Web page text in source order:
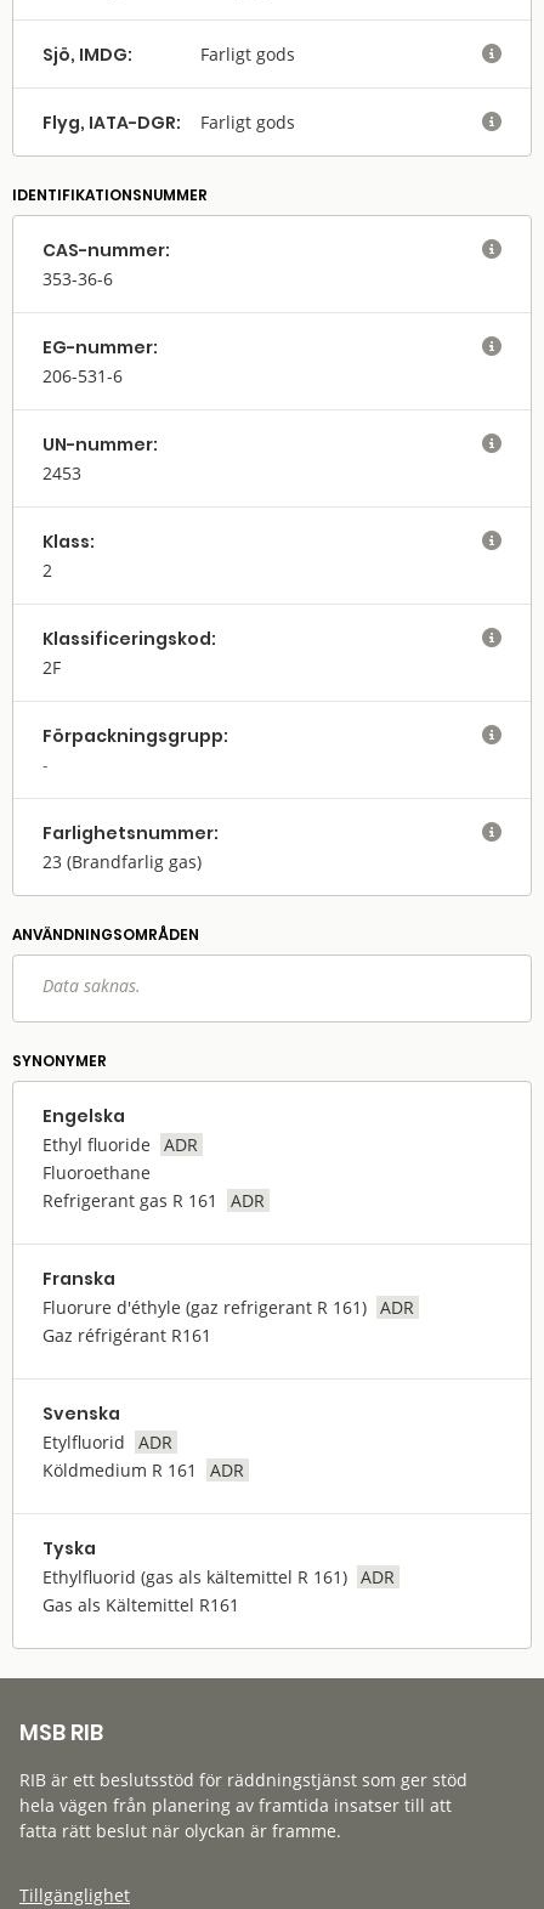
Sjö, IMDG: Farligt gods 
Flyg, IATA-DGR: Farligt gods 
IDENTIFIKATIONSNUMMER
CAS-nummer:
353-36-6

EG-nummer:
206-531-6

UN-nummer:
2453

Klass:
2

Klassifi­cerings­kod:
2F

Förpack­nings­grupp: 
Farlighets­nummer:
23 (Brandfarlig gas)

ANVÄNDNINGS­OMRÅDEN
Data saknas.
SYNONYMER
Engelska
Ethyl fluoride
ADR
Fluoroethane
Refrigerant gas R 161
ADR
Franska
Fluorure d'éthyle (gaz refrigerant R 161) ADR
Gaz réfrigérant R161
Svenska
Etylfluorid
ADR
Köldmedium R 161
ADR
Tyska
Ethylfluorid (gas als kältemittel R 161) ADR
Gas als Kältemittel R161
MSB RIB
RIB är ett beslutsstöd för räddningstjänst som ger stöd
hela vägen från planering av framtida insatser till att
fatta rätt beslut när olyckan är framme.
Tillgänglighet